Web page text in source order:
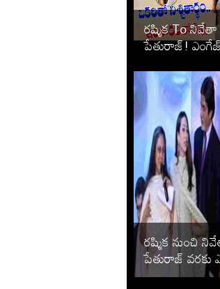
రష్మిక To నివేతా
పేతురాజ్!
ఆపేసిన స్టార్స్ వీరే
రష్మిక నుంచి
పేతురాజ్ వరకు
మెంట్ తరువాత